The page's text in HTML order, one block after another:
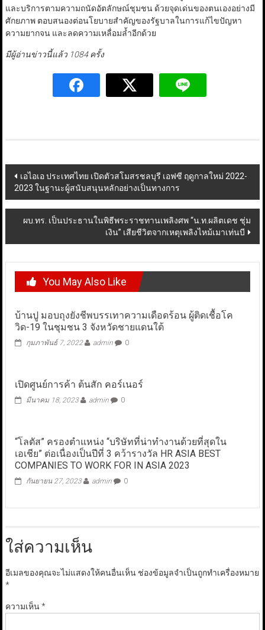
และบริการตามความถนัดอัตลักษณ์ชุมชน ด้วยจุดเด่นของตนเองอย่างมี
ศักยภาพ ตอบสนองต่อนโยบายสำคัญของรัฐบาลในการแก้ไขปัญหา
ความยากจน และลดความเหลื่อมล้ำอีกด้วย
มีผู้อ่านข่าวนี้แล้ว 1084 ครั้ง
Post
navigation
เอไอเอ ประเทศไทย เปิดตัวสโมสรชลบุรี เอฟซี ฤดูกาลใหม่ 2022-
2023 ในฐานะผู้สนับสนุนหลักอย่างเป็นทางการ
ผบ.ทร. เป็นประธานในพิธีพระราชทานเพลิงศพ “น.ท.ผลิตเดช ชุ่ม
เงิน” เสียชีวิตจากเหตุเพลิงไหม้เมาเท่นบี
You May Also Like
บ้านปู มอบถุงยังชีพบรรเทาความเดือดร้อน ผู้ติดเชื้อโค
วิด-19 ในชุมชน 3 จังหวัดชายแดนใต้
กุมภาพันธ์ 7, 2022 admin 0
เปิดศูนย์การค้า ต้นสัก คอร์เนอร์
มีนาคม 18, 2023 admin 0
“โลตัส” ครองตำแหน่ง “บริษัทที่น่าทำงานด้วยที่สุดใน
เอเชีย” ต่อเนื่องเป็นปีที่ 3 คว้ารางวัล HR ASIA BEST
COMPANIES TO WORK FOR IN ASIA 2023
กันยายน 27, 2023 admin 0
ใส่ความเห็น
อีเมลของคุณจะไม่แสดงให้คนอื่นเห็น ช่องข้อมูลจำเป็นถูกทำเครื่องหมาย
*
ความเห็น*